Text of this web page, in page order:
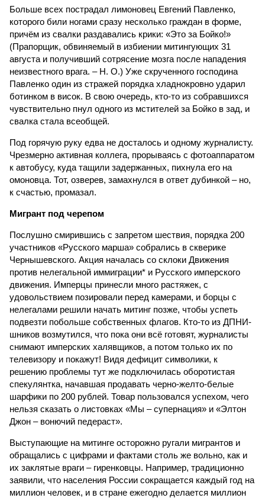
Больше всех пострадал лимоновец Евгений Павленко,
которого били ногами сразу несколько граждан в форме,
причём из свалки раздавались крики: «Это за Бойко!»
(Прапорщик, обвиняемый в избиении митингующих 31
августа и получивший сотрясение мозга после нападения
неизвестного врага. – Н. О.) Уже скрученного господина
Павленко один из стражей порядка хладнокровно ударил
ботинком в висок. В свою очередь, кто-то из собравшихся
чувствительно пнул одного из мстителей за Бойко в зад, и
свалка стала всеобщей.
Под горячую руку едва не досталось и одному журналисту.
Чрезмерно активная коллега, прорываясь с фотоаппаратом
к автобусу, куда тащили задержанных, пихнула его на
омоновца. Тот, озверев, замахнулся в ответ дубинкой – но,
к счастью, промазал.
Мигрант под черепом
Послушно смирившись с запретом шествия, порядка 200
участников «Русского марша» собрались в скверике
Чернышевского. Акция началась со склоки Движения
против нелегальной иммиграции* и Русского имперского
движения. Имперцы принесли много растяжек, с
удовольствием позировали перед камерами, и борцы с
нелегалами решили начать митинг позже, чтобы успеть
подвезти побольше собственных флагов. Кто-то из ДПНИ-
шников возмутился, что пока они всё готовят, журналисты
снимают имперских халявщиков, а потом только их по
телевизору и покажут! Видя дефицит символики, к
решению проблемы тут же подключилась оборотистая
спекулянтка, начавшая продавать черно-желто-белые
шарфики по 200 рублей. Товар пользовался успехом, чего
нельзя сказать о листовках «Мы – супернация» и «Элтон
Джон – вонючий педераст».
Выступающие на митинге осторожно ругали мигрантов и
обращались с цифрами и фактами столь же вольно, как и
их заклятые враги – гиренковцы. Например, традиционно
заявили, что населения России сокращается каждый год на
миллион человек, и в стране ежегодно делается миллион